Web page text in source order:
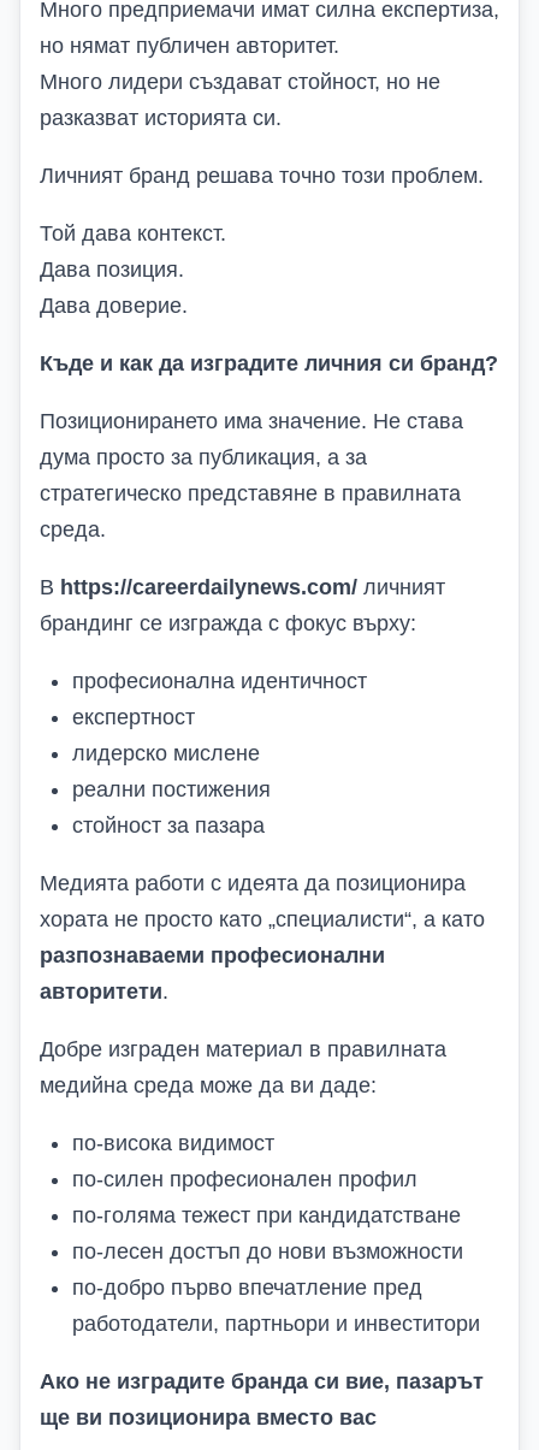
Много предприемачи имат силна експертиза,
но нямат публичен авторитет.
Много лидери създават стойност, но не
разказват историята си.
Личният бранд решава точно този проблем.
Той дава контекст.
Дава позиция.
Дава доверие.
Къде и как да изградите личния си бранд?
Позиционирането има значение. Не става
дума просто за публикация, а за
стратегическо представяне в правилната
среда.
В https://careerdailynews.com/ личният
брандинг се изгражда с фокус върху:
професионална идентичност
експертност
лидерско мислене
реални постижения
стойност за пазара
Медията работи с идеята да позиционира
хората не просто като „специалисти“, а като
разпознаваеми професионални
авторитети.
Добре изграден материал в правилната
медийна среда може да ви даде:
по-висока видимост
по-силен професионален профил
по-голяма тежест при кандидатстване
по-лесен достъп до нови възможности
по-добро първо впечатление пред
работодатели, партньори и инвеститори
Ако не изградите бранда си вие, пазарът
ще ви позиционира вместо вас